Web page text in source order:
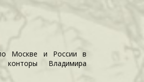
Москве и России в
конторы Владимира